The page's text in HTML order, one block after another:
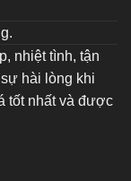
nhiệt tình, tận
hài lòng khi
tốt nhất và được